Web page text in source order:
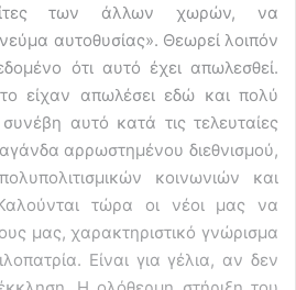
των άλλων χωρών, να
αυτοθυσίας». Θεωρεί λοιπόν
ότι αυτό έχει απωλεσθεί.
είχαν απωλέσει εδώ και πολύ
αυτό κατά τις τελευταίες
αρρωστημένου διεθνισμού,
κοινωνιών και
τώρα οι νέοι μας να
μας, χαρακτηριστικό γνώρισμα
Είναι για γέλια, αν δεν